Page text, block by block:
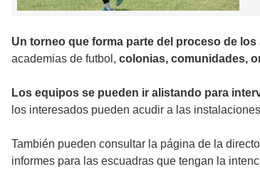
Un torneo que forma parte del proceso de
academias de futbol, colonias, comunidades,
Los equipos se pueden ir alistando para
los interesados pueden acudir a las
También pueden consultar la página de la
informes para las escuadras que tengan la